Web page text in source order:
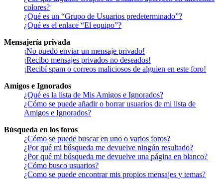
colores?
¿Qué es un “Grupo de Usuarios predeterminado”?
¿Qué es el enlace “El equipo”?
Mensajería privada
¡No puedo enviar un mensaje privado!
¡Recibo mensajes privados no deseados!
¡Recibí spam o correos maliciosos de alguien en este foro!
Amigos e Ignorados
¿Qué es la lista de Mis Amigos e Ignorados?
¿Cómo se puede añadir o borrar usuarios de mi lista de
Amigos e Ignorados?
Búsqueda en los foros
¿Cómo se puede buscar en uno o varios foros?
¿Por qué mi búsqueda me devuelve ningún resultado?
¿Por qué mi búsqueda me devuelve una página en blanco?
¿Cómo busco usuarios?
¿Como se puede encontrar mis propios mensajes y temas?